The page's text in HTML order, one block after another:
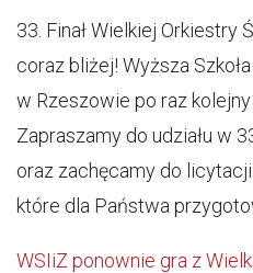
33. Finał Wielkiej
coraz bliżej! Wyższa
w Rzeszowie po raz
Zapraszamy do udziału w
oraz zachęcamy do
które dla Państwa
WSIiZ ponownie gra z